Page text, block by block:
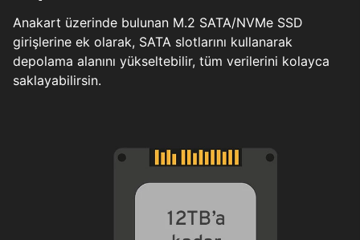
Anakart üzerinde bulunan M.2 SATA/NVMe SSD
girişlerine ek olarak, SATA slotlarını kullanarak
depolama alanını yükseltebilir, tüm verilerini kolayca
saklayabilirsin.